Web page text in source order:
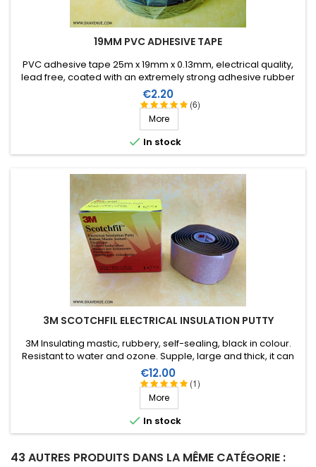
19MM PVC ADHESIVE TAPE
(6)
PVC adhesive tape 25m x 19mm x 0.13mm, electrical quality,
lead free, coated with an extremely strong adhesive rubber
which allows it to be stretched for easier application. Working
temperature from -40°C to +105°C.
Price
€2.20
More
 In stock
3M SCOTCHFIL ELECTRICAL INSULATION PUTTY
(1)
3M Insulating mastic, rubbery, self-sealing, black in colour.
Resistant to water and ozone. Supple, large and thick, it can
be stretched to suit the application. Wide range of working
temperature: up to +80°C. Large surface: 1.5m X 38mm,
thickness 3.2mm.
Price
€12.00
More
 In stock
43 AUTRES PRODUITS DANS LA MÊME CATÉGORIE :